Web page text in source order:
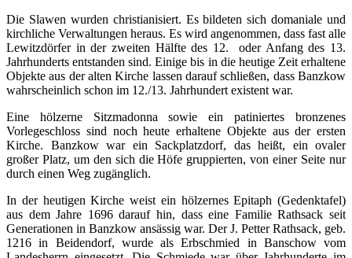
Die Slawen wurden christianisiert. Es bildeten sich domaniale und
kirchliche Verwaltungen heraus. Es wird angenommen, dass fast alle
Lewitzdörfer in der zweiten Hälfte des 12. oder Anfang des 13.
Jahrhunderts entstanden sind. Einige bis in die heutige Zeit erhaltene
Objekte aus der alten Kirche lassen darauf schließen, dass Banzkow
wahrscheinlich schon im 12./13. Jahrhundert existent war.
Eine hölzerne Sitzmadonna sowie ein patiniertes bronzenes
Vorlegeschloss sind noch heute erhaltene Objekte aus der ersten
Kirche. Banzkow war ein Sackplatzdorf, das heißt, ein ovaler
großer Platz, um den sich die Höfe gruppierten, von einer Seite nur
durch einen Weg zugänglich.
In der heutigen Kirche weist ein hölzernes Epitaph (Gedenktafel)
aus dem Jahre 1696 darauf hin, dass eine Familie Rathsack seit
Generationen in Banzkow ansässig war. Der J. Petter Rathsack, geb.
1216 in Beidendorf, wurde als Erbschmied in Banschow vom